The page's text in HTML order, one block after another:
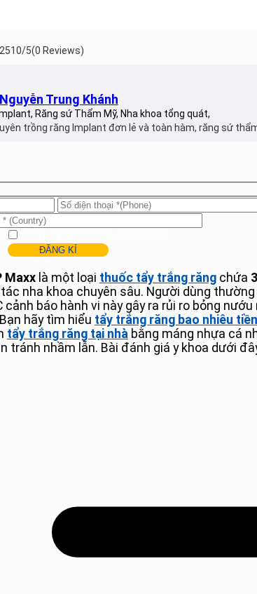
0/5(0 Reviews)
Trung Khánh
Răng sứ Thẩm Mỹ, Nha khoa tổng quát,
trồng răng Implant đơn lẻ và toàn hàm, răng sứ
Maxxlà một loại thuốc tẩy trắng răngchứa
nha khoa chuyên sâu. Người dùng
cảnh báo hành vi này gây ra rủi ro bỏng
hãy tìm hiểu tẩy trắng răng bao nhiêu tiền
tẩy trắng răng tại nhà bằng máng nhựa cá
tránh nhầm lẫn. Bài đánh giá y khoa dưới